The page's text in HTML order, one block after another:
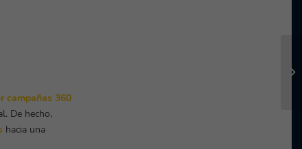
campañas 360
De hecho,
hacia una